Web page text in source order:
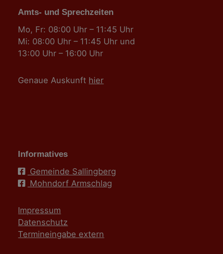
Amts- und Sprechzeiten
Mo, Fr: 08:00 Uhr – 11:45 Uhr
Mi: 08:00 Uhr – 11:45 Uhr und
13:00 Uhr – 16:00 Uhr
Genaue Auskunft hier
Informatives
Gemeinde Sallingberg
Mohndorf Armschlag
Impressum
Datenschutz
Termineingabe extern